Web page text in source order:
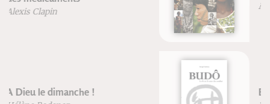
Marteen Hesselt Van Dinther